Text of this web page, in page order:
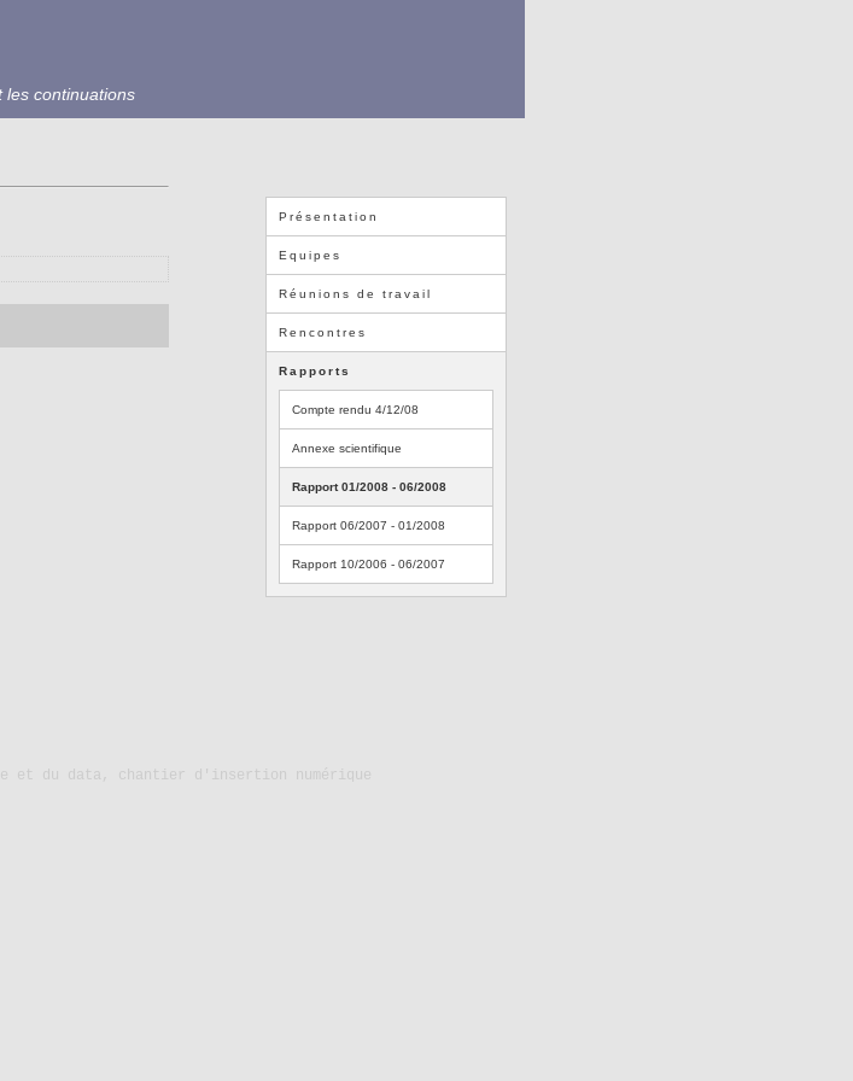
les continuations
Présentation
Equipes
Réunions de travail
Rencontres
Rapports
Compte rendu 4/12/08
Annexe scientifique
Rapport 01/2008 - 06/2008
Rapport 06/2007 - 01/2008
Rapport 10/2006 - 06/2007
et du data, chantier d'insertion numérique